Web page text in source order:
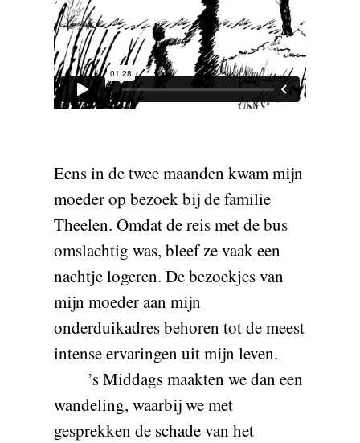
Eens in de twee maanden kwam mijn
moeder op bezoek bij de familie
Theelen. Omdat de reis met de bus
omslachtig was, bleef ze vaak een
nachtje logeren. De bezoekjes van
mijn moeder aan mijn
onderduikadres behoren tot de meest
intense ervaringen uit mijn leven.
’s Middags maakten we dan een
wandeling, waarbij we met
gesprekken de schade van het